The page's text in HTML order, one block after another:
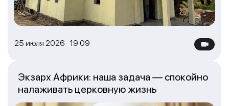
25 июля 2026 19:09
Экзарх Африки: наша задача — спокойно
налаживать церковную жизнь